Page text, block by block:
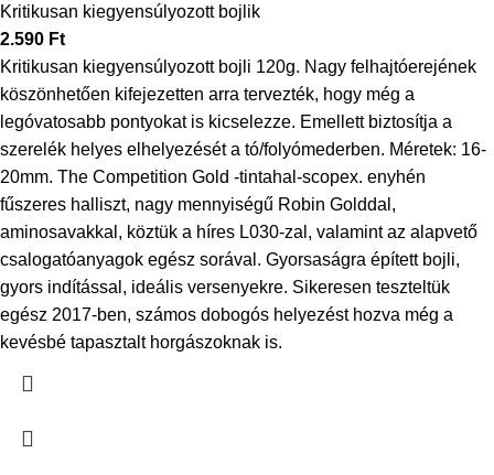
Kritikusan kiegyensúlyozott bojlik
2.590 Ft
Kritikusan kiegyensúlyozott bojli 120g. Nagy felhajtóerejének
köszönhetően kifejezetten arra tervezték, hogy még a
legóvatosabb pontyokat is kicselezze. Emellett biztosítja a
szerelék helyes elhelyezését a tó/folyómederben. Méretek: 16-
20mm. The Competition Gold -tintahal-scopex. enyhén
fűszeres halliszt, nagy mennyiségű Robin Golddal,
aminosavakkal, köztük a híres L030-zal, valamint az alapvető
csalogatóanyagok egész sorával. Gyorsaságra épített bojli,
gyors indítással, ideális versenyekre. Sikeresen teszteltük
egész 2017-ben, számos dobogós helyezést hozva még a
kevésbé tapasztalt horgászoknak is.